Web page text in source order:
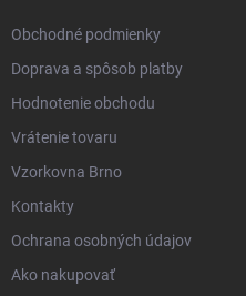
Obchodné podmienky
Doprava a spôsob platby
Hodnotenie obchodu
Vrátenie tovaru
Vzorkovna Brno
Kontakty
Ochrana osobných údajov
Ako nakupovať